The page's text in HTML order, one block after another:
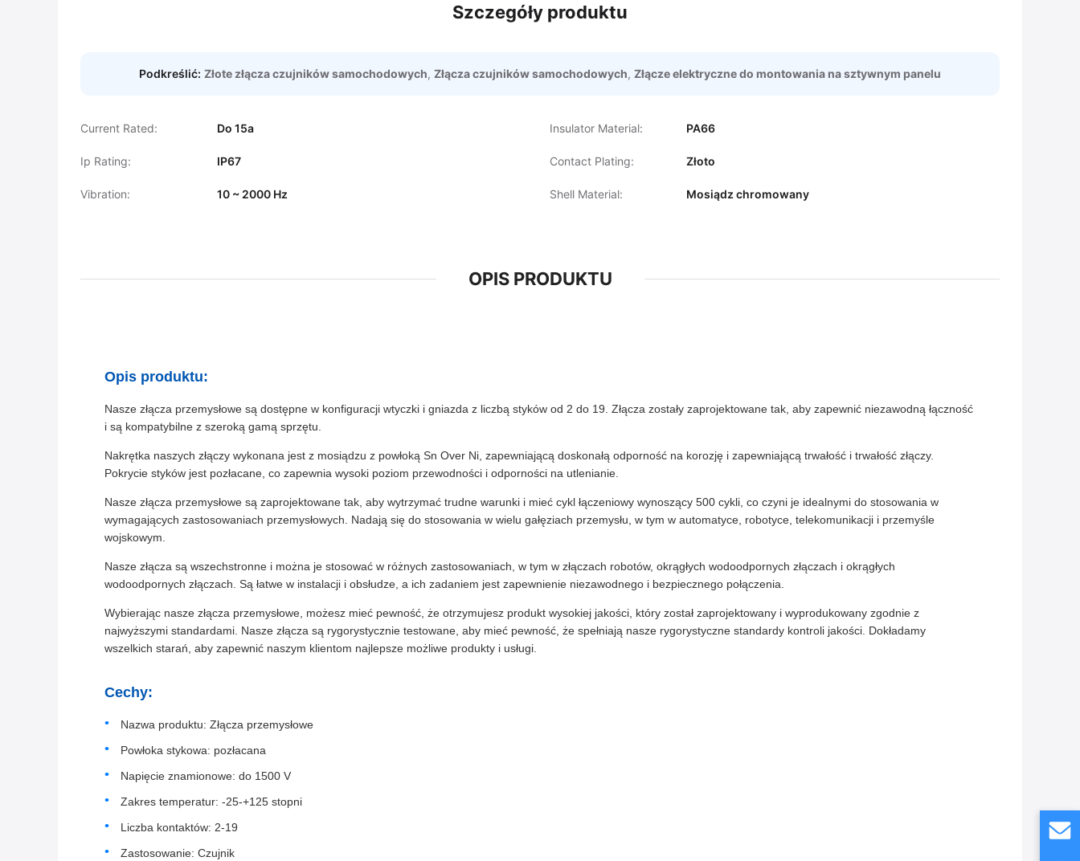
Szczegóły produktu
Podkreślić: Złote złącza czujników samochodowych, Złącza czujników samochodowych, Złącze elektryczne do montowania na sztywnym panelu
Current Rated: Do 15a Insulator Material: PA66
Ip Rating: IP67 Contact Plating: Złoto
Vibration: 10 ~ 2000 Hz Shell Material: Mosiądz chromowany
OPIS PRODUKTU
Opis produktu:
Nasze złącza przemysłowe są dostępne w konfiguracji wtyczki i gniazda z liczbą styków od 2 do 19. Złącza zostały zaprojektowane tak, aby zapewnić niezawodną łączność
i są kompatybilne z szeroką gamą sprzętu.
Nakrętka naszych złączy wykonana jest z mosiądzu z powłoką Sn Over Ni, zapewniającą doskonałą odporność na korozję i zapewniającą trwałość i trwałość złączy.
Pokrycie styków jest pozłacane, co zapewnia wysoki poziom przewodności i odporności na utlenianie.
Nasze złącza przemysłowe są zaprojektowane tak, aby wytrzymać trudne warunki i mieć cykl łączeniowy wynoszący 500 cykli, co czyni je idealnymi do stosowania w
wymagających zastosowaniach przemysłowych. Nadają się do stosowania w wielu gałęziach przemysłu, w tym w automatyce, robotyce, telekomunikacji i przemyśle
wojskowym.
Nasze złącza są wszechstronne i można je stosować w różnych zastosowaniach, w tym w złączach robotów, okrągłych wodoodpornych złączach i okrągłych
wodoodpornych złączach. Są łatwe w instalacji i obsłudze, a ich zadaniem jest zapewnienie niezawodnego i bezpiecznego połączenia.
Wybierając nasze złącza przemysłowe, możesz mieć pewność, że otrzymujesz produkt wysokiej jakości, który został zaprojektowany i wyprodukowany zgodnie z
najwyższymi standardami. Nasze złącza są rygorystycznie testowane, aby mieć pewność, że spełniają nasze rygorystyczne standardy kontroli jakości. Dokładamy
wszelkich starań, aby zapewnić naszym klientom najlepsze możliwe produkty i usługi.
Cechy:
Nazwa produktu: Złącza przemysłowe
Powłoka stykowa: pozłacana
Napięcie znamionowe: do 1500 V
Zakres temperatur: -25-+125 stopni
Liczba kontaktów: 2-19
Zastosowanie: Czujnik